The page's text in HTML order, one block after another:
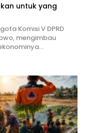
untuk yang
Komisi V DPRD
mengimbau